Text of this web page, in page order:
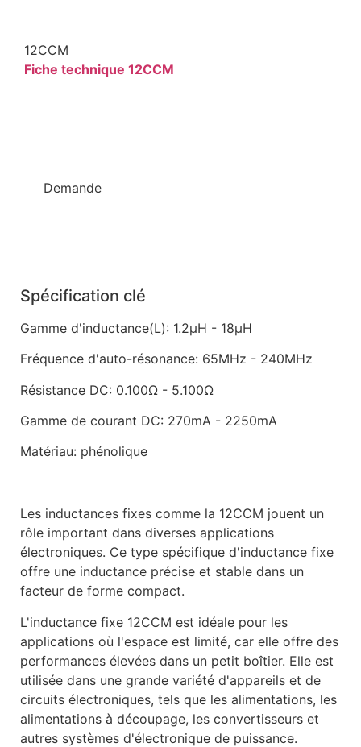
12CCM
Fiche technique 12CCM
Demande
Spécification clé
Gamme d'inductance(L): 1.2µH - 18µH
Fréquence d'auto-résonance: 65MHz - 240MHz
Résistance DC: 0.100Ω - 5.100Ω
Gamme de courant DC: 270mA - 2250mA
Matériau: phénolique
Les inductances fixes comme la 12CCM jouent un
rôle important dans diverses applications
électroniques. Ce type spécifique d'inductance fixe
offre une inductance précise et stable dans un
facteur de forme compact.
L'inductance fixe 12CCM est idéale pour les
applications où l'espace est limité, car elle offre des
performances élevées dans un petit boîtier. Elle est
utilisée dans une grande variété d'appareils et de
circuits électroniques, tels que les alimentations, les
alimentations à découpage, les convertisseurs et
autres systèmes d'électronique de puissance.